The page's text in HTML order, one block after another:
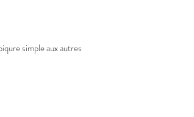
simple aux autres